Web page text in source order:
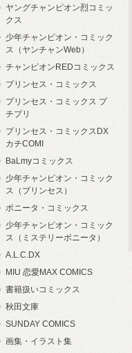
ヤングチャンピオン烈コミッ
クス
少年チャンピオン・コミック
ス（ヤンチャンWeb）
チャンピオンREDコミックス
プリンセス・コミックス
プリンセス・コミックス プ
チプリ
プリンセス・コミックスDX
カチCOMI
BaLmyコミックス
少年チャンピオン・コミック
ス（プリンセス）
ボニータ・コミックス
少年チャンピオン・コミック
ス（ミステリーボニータ）
A.L.C.DX
MIU 恋愛MAX COMICS
書籍扱いコミックス
秋田文庫
SUNDAY COMICS
画集・イラスト集